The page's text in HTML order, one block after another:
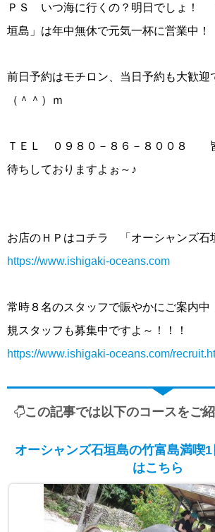
ＰＳ いつ海に行くの？明日でしょ！
垣島」は年中無休で元気一杯に営業中！
前日予約はモチロン、当日予約も大歓迎
（＾＾）ｍ
ＴＥＬ ０９８０－８６－８００８
待ちしておりますよぉ～♪
お店のＨＰはコチラ 「オーシャンズ石
https://www.ishigaki-oceans.com
常時８名のスタッフで賑やかにご案内中
規スタッフも募集中ですよ～！！！
https://www.ishigaki-oceans.com/
この記事では以下のコースをご
オーシャンズ石垣島の竹富島満喫
はこちら